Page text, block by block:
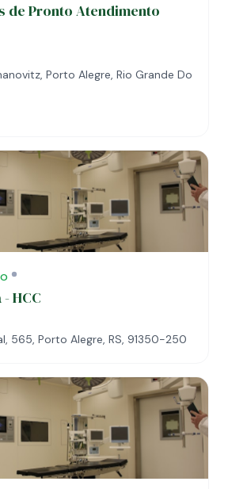
de Pronto Atendimento
Porto Alegre, Rio Grande Do
HCC
565, Porto Alegre, RS, 91350-250